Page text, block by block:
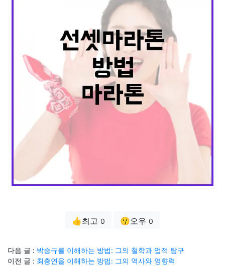
👍최고 0 😗오우 0
다음 글 : 박승규를 이해하는 방법: 그의 철학과 업적 탐구
이전 글 : 최충연을 이해하는 방법: 그의 역사와 영향력